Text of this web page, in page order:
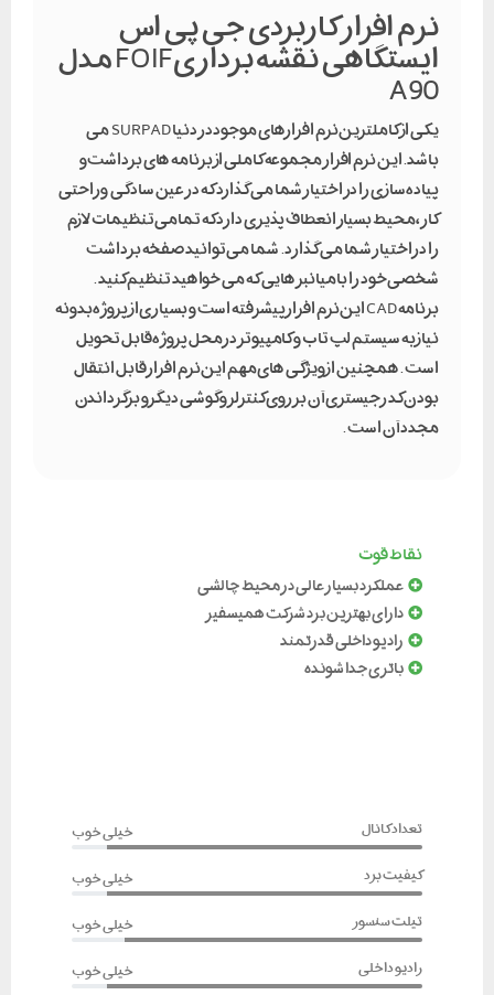
نرم افزار کاربردی جی پی اس
ایستگاهی نقشه برداریFOIF مدل
A90
یکی از کاملترین نرم افزارهای موجود در دنیا SURPAD می
باشد. این نرم افزار مجموعه کاملی از برنامه های برداشت و
پیاده سازی را در اختیار شما می گذارد که در عین سادگی و راحتی
کار ، محیط بسیار انعطاف پذیری دارد که تمامی تنظیمات لازم
را در اختیار شما می گذارد . شما می توانید صفخه برداشت
شخصی خود را با میانبر هایی که می خواهید تنظیم کنید .
برنامه CAD این نرم افزار پیشرفته است و بسیاری از پروژه بدونه
نیاز به سیستم لپ تاب و کامپیوتر در محل پروژه قابل تحویل
است . همچنین از ویژگی های مهم این نرم افزار قابل انتقال
بودن کد رجیستری آن بر روی کنترلر و گوشی دیگر و برگرداندن
مجدد آن است .
نقاط قوت
عملکرد بسیار عالی در محیط چالشی
دارای بهترین برد شرکت همیسفیر
رادیو داخلی قدرتمند
باتری جدا شونده
تعداد کانال
خیلی خوب
کیفیت برد
خیلی خوب
تیلت سنسور
خیلی خوب
رادیو داخلی
خیلی خوب